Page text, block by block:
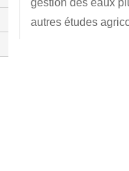
gestion des eaux
autres études